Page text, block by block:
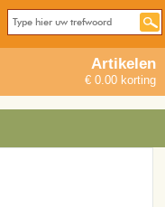
Artikelen
€ 0.00 korting